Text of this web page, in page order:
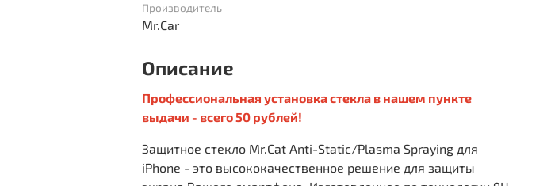
Производитель
Mr.Car
Описание
Профессиональная установка стекла в нашем пункте
выдачи - всего 50 рублей!
Защитное стекло Mr.Cat Anti-Static/Plasma Spraying для
iPhone - это высококачественное решение для защиты